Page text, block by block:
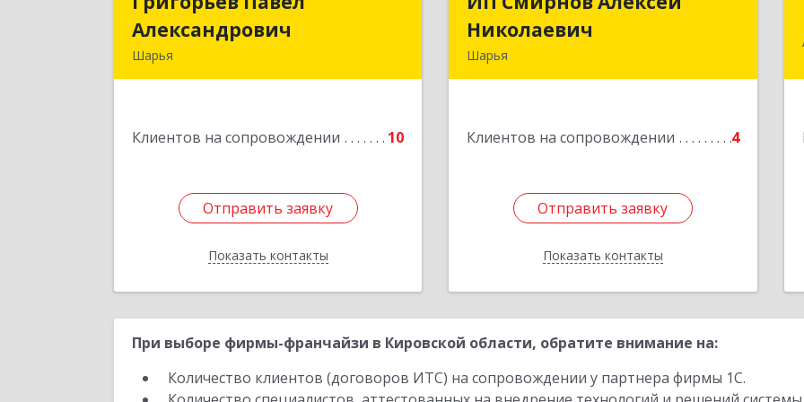
Александрович
Шарья
Клиентов на сопровождении 10
Отправить заявку
Показать контакты
Александрович
Подробнее
Отправить заявку
Назад
Николаевич
Шарья
Клиентов на сопровождении 4
Отправить заявку
Показать контакты
Отправить заявку
Назад
При выборе фирмы-франчайзи в Кировской области, обратите внимание на:
Количество клиентов (договоров ИТС) на сопровождении у партнера фирмы 1С.